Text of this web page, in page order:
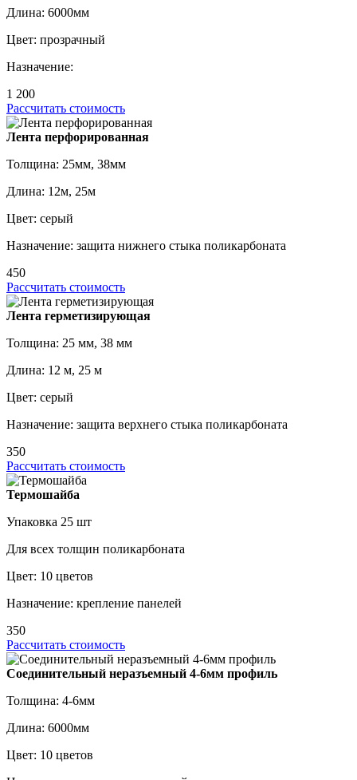
Длина: 6000мм
Цвет: прозрачный
Назначение:
1 200
Рассчитать стоимость
Лента перфорированная
Толщина: 25мм, 38мм
Длина: 12м, 25м
Цвет: серый
Назначение: защита нижнего стыка поликарбоната
450
Рассчитать стоимость
Лента герметизирующая
Толщина: 25 мм, 38 мм
Длина: 12 м, 25 м
Цвет: серый
Назначение: защита верхнего стыка поликарбоната
350
Рассчитать стоимость
Термошайба
Упаковка 25 шт
Для всех толщин поликарбоната
Цвет: 10 цветов
Назначение: крепление панелей
350
Рассчитать стоимость
Соединительный неразъемный 4-6мм профиль
Толщина: 4-6мм
Длина: 6000мм
Цвет: 10 цветов